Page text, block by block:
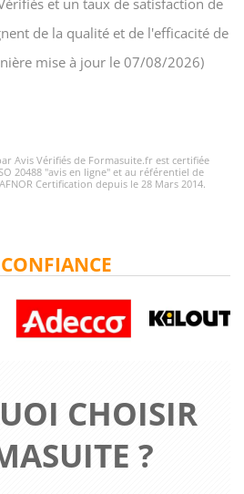
et un taux de satisfaction de
de la qualité et de l'efficacité de
mise à jour le 07/08/2026)
Avis Vérifiés de Formasuite.fr est certifiée
20488 "avis en ligne" et au référentiel de
Certification depuis le 28 Mars 2014.
CHOISIR
?